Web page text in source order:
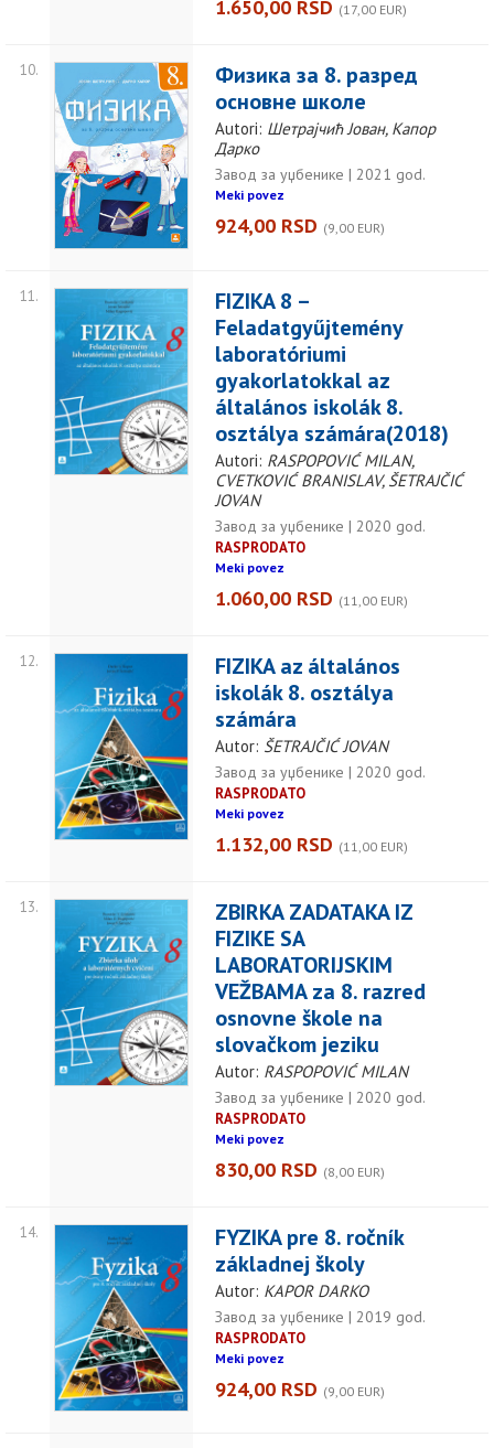
1.650,00 RSD (17,00 EUR)
10.
Физика за 8. разред
основне школе
Autori: Шетрајчић Јован, Капор
Дарко
Завод за уџбенике | 2021 god.
Meki povez
924,00 RSD (9,00 EUR)
11.
FIZIKA 8 –
Feladatgyűjtemény
laboratóriumi
gyakorlatokkal az
általános iskolák 8.
osztálya számára(2018)
Autori: RASPOPOVIĆ MILAN,
CVETKOVIĆ BRANISLAV, ŠETRAJČIĆ
JOVAN
Завод за уџбенике | 2020 god.
RASPRODATO
Meki povez
1.060,00 RSD (11,00 EUR)
12.
FIZIKA az általános
iskolák 8. osztálya
számára
Autor: ŠETRAJČIĆ JOVAN
Завод за уџбенике | 2020 god.
RASPRODATO
Meki povez
1.132,00 RSD (11,00 EUR)
13.
ZBIRKA ZADATAKA IZ
FIZIKE SA
LABORATORIJSKIM
VEŽBAMA za 8. razred
osnovne škole na
slovačkom jeziku
Autor: RASPOPOVIĆ MILAN
Завод за уџбенике | 2020 god.
RASPRODATO
Meki povez
830,00 RSD (8,00 EUR)
14.
FYZIKA pre 8. ročník
základnej školy
Autor: KAPOR DARKO
Завод за уџбенике | 2019 god.
RASPRODATO
Meki povez
924,00 RSD (9,00 EUR)